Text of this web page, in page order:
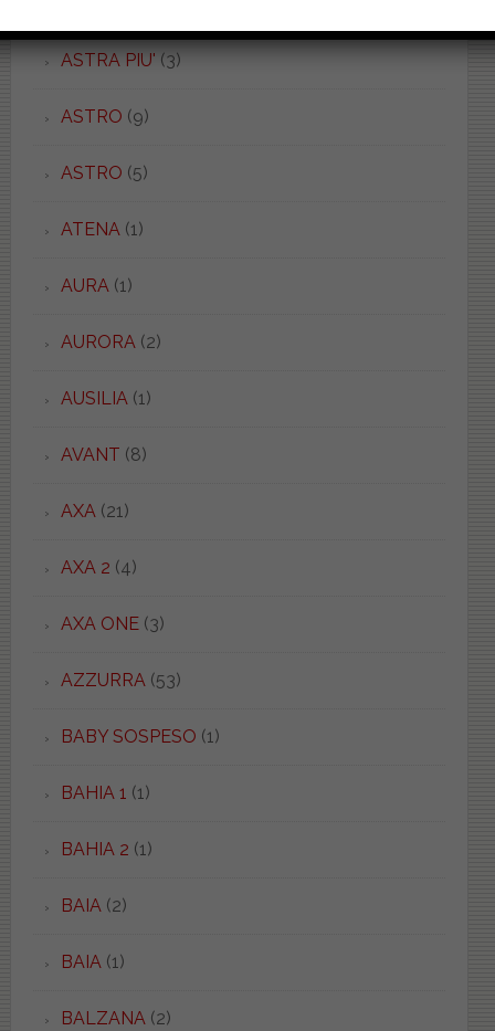
ASTRA PIU' (3)
ASTRO (9)
ASTRO (5)
ATENA(1)
AURA(1)
AURORA(2)
AUSILIA(1)
AVANT (8)
AXA(21)
AXA 2 (4)
AXA ONE(3)
AZZURRA(53)
BABY SOSPESO (1)
BAHIA 1 (1)
BAHIA 2 (1)
BAIA(2)
BAIA(1)
BALZANA(2)